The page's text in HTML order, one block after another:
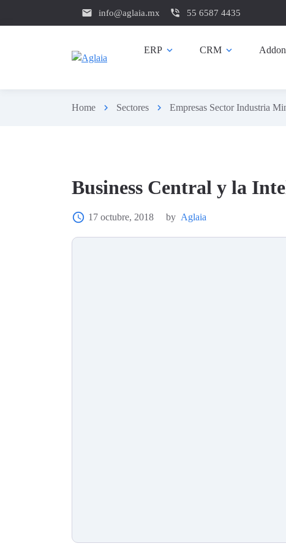
email info@aglaia.mx phone_in_talk 55 6587 4435
ERP expand_more CRM expand_more
Home chevron_right Sectores chevron_right Empresas Sector Industria
Business Central y la
access_time 17 octubre, 2018 by Aglaia